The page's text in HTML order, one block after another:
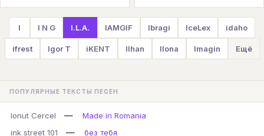
I I N G I.L.A. IAMGIF Ibragi IceLex idaho
ifrest Igor T iKENT Ilhan Ilona Imagin Ещё
ПОПУЛЯРНЫЕ ТЕКСТЫ ПЕСЕН
Ionut Cercel —
Made in Romania
ink street 101
—
без тебя